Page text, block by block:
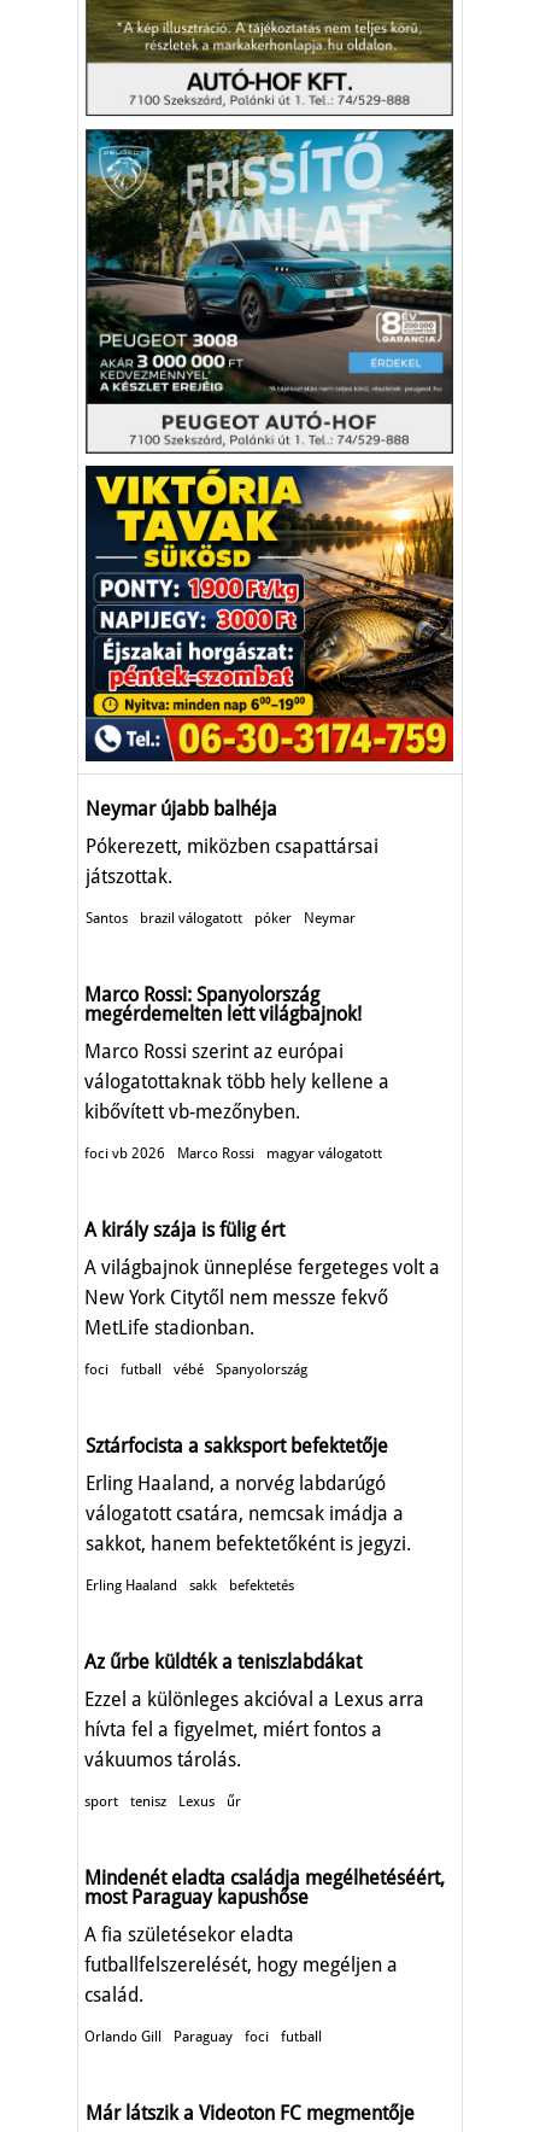
Neymar újabb balhéja
Pókerezett, miközben csapattársai
játszottak.
Santos brazil válogatott póker Neymar
Marco Rossi: Spanyolország
megérdemelten lett világbajnok!
Marco Rossi szerint az európai
válogatottaknak több hely kellene a
kibővített vb-mezőnyben.
foci vb 2026 Marco Rossi magyar válogatott
A király szája is fülig ért
A világbajnok ünneplése fergeteges volt a
New York Citytől nem messze fekvő
MetLife stadionban.
foci futball vébé Spanyolország
Sztárfocista a sakksport befektetője
Erling Haaland, a norvég labdarúgó
válogatott csatára, nemcsak imádja a
sakkot, hanem befektetőként is jegyzi.
Erling Haaland sakk befektetés
Az űrbe küldték a teniszlabdákat
Ezzel a különleges akcióval a Lexus arra
hívta fel a figyelmet, miért fontos a
vákuumos tárolás.
sport tenisz Lexus űr
Mindenét eladta családja megélhetéséért,
most Paraguay kapushőse
A fia születésekor eladta
futballfelszerelését, hogy megéljen a
család.
Orlando Gill Paraguay foci futball
Már látszik a Videoton FC megmentője